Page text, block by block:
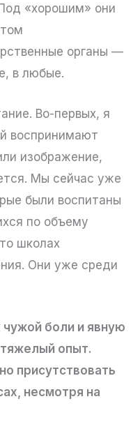
«хорошим» они
органы —
в любые.
Во-первых, я
воспринимают
изображение,
Мы сейчас уже
были воспитаны
по объему
школах
Они уже среди
боли и явную
опыт.
присутствовать
несмотря на